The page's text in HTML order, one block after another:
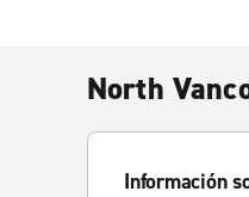
North
Información